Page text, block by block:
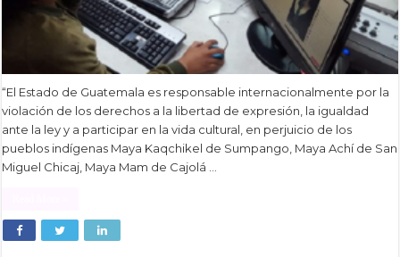
“El Estado de Guatemala es responsable internacionalmente por la
violación de los derechos a la libertad de expresión, la igualdad
ante la ley y a participar en la vida cultural, en perjuicio de los
pueblos indígenas Maya Kaqchikel de Sumpango, Maya Achí de San
Miguel Chicaj, Maya Mam de Cajolá …